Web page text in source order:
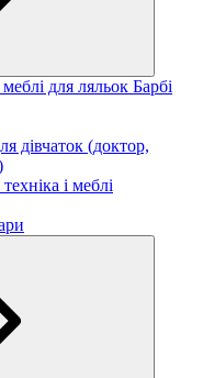
для ляльок Барбі
дівчаток (доктор,
і меблі